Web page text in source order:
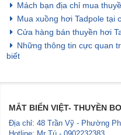
Mách bạn địa chỉ mua
Mua xuồng hơi Tadpole tại
Cửa hàng bán thuyền hơi
Những thông tin cực quan
biết
MẮT BIỂN VIỆT- THUYỀN
Địa chỉ: 48 Trần Vỹ - Phường